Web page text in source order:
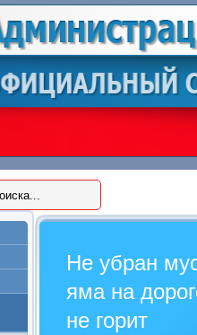
Не убран
яма на
не горит